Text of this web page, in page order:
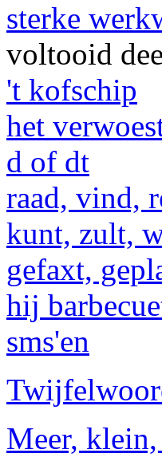
sterke
voltooid
't kofschip
het
d of dt
raad, vind,
kunt, zult,
gefaxt,
hij
sms'en
Meer,